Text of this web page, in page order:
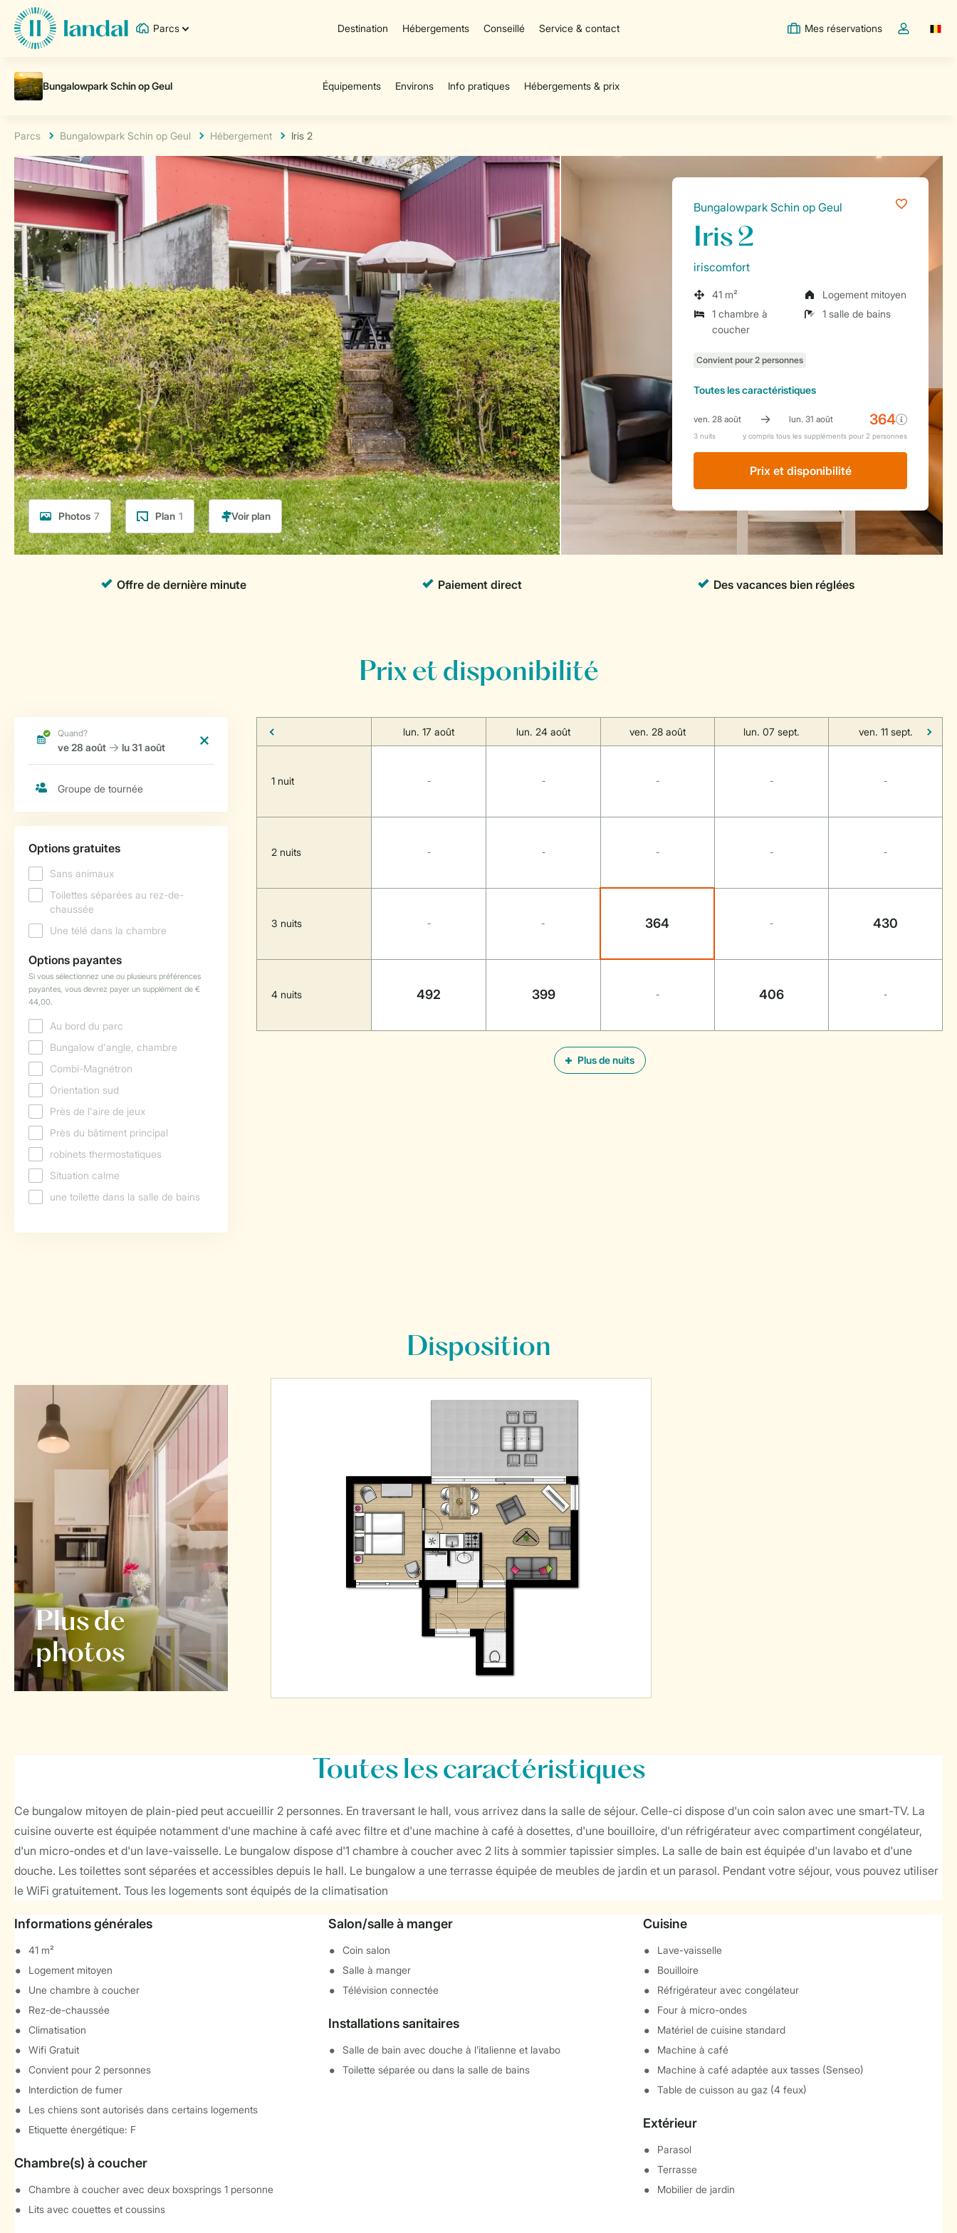
Parcs Destination Hébergements Conseillé Service & contact Mes réservations
Toggle the
Parcs Bungalowpark Schin op Geul Hébergement Iris 2
Photos 7 Plan 1
Bungalowpark Schin op Geul
Iris 2
iriscomfort
41 m²
Logement mitoyen
1 chambre à
coucher
1 salle de bains
Toutesles caractéristiques
Prix ​​et disponibilité
Prix et disponibilité
Plus de nuits
lun. 17 août lun. 24 août ven. 28 août lun. 07 sept. ven. 11 sept.
1 nuit - - - - -
2 nuits - - - - -
3 nuits - - 364 - 430
4 nuits 492 399 - 406 -
Disposition
Plus de
photos
Toutesles caractéristiques
Ce bungalow mitoyen de plain-pied peut accueillir 2 personnes. En traversant le hall, vous arrivez dans la salle de séjour. Celle-ci dispose d'un coin salon avec une smart-TV. La
cuisine ouverte est équipée notamment d'une machine à café avec filtre et d'une machine à café à dosettes, d'une bouilloire, d'un réfrigérateur avec compartiment congélateur,
d'un micro-ondes et d'un lave-vaisselle. Le bungalow dispose d'1 chambre à coucher avec 2 lits à sommier tapissier simples. La salle de bain est équipée d'un lavabo et d'une
douche. Les toilettes sont séparées et accessibles depuis le hall. Le bungalow a une terrasse équipée de meubles de jardin et un parasol. Pendant votre séjour, vous pouvez utiliser
le WiFi gratuitement. Tous les logements sont équipés de la climatisation
Informations générales
41 m²
Logement mitoyen
Une chambre à coucher
Rez-de-chaussée
Climatisation
Wifi Gratuit
Convient pour 2 personnes
Interdiction de fumer
Les chiens sont autorisés dans certains logements
Etiquette énergétique: F
Chambre(s) à coucher
Chambre à coucher avec deux boxsprings 1 personne
Lits avec couettes et coussins
Salon/salle à manger
Coin salon
Salle à manger
Télévision connectée
Installations sanitaires
Salle de bain avec douche à l’italienne et lavabo
Toilette séparée ou dans la salle de bains
Cuisine
Lave-vaisselle
Bouilloire
Réfrigérateur avec congélateur
Four à micro-ondes
Matériel de cuisine standard
Machine à café
Machine à café adaptée aux tasses (Senseo)
Table de cuisson au gaz (4 feux)
Extérieur
Parasol
Terrasse
Mobilier de jardin